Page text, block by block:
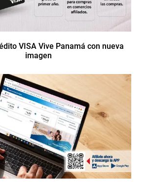
VISA Vive Panamá con nueva
imagen